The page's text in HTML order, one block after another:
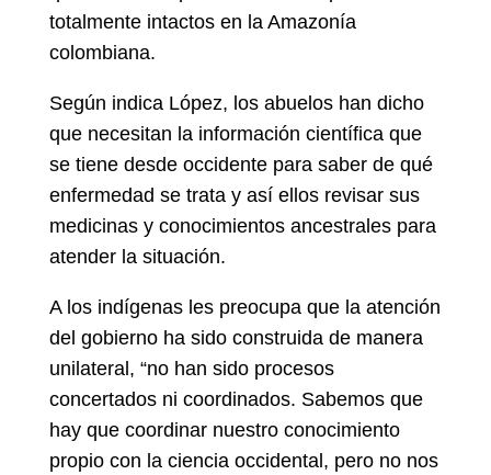
totalmente intactos en la Amazonía
colombiana.
Según indica López, los abuelos han dicho
que necesitan la información científica que
se tiene desde occidente para saber de qué
enfermedad se trata y así ellos revisar sus
medicinas y conocimientos ancestrales para
atender la situación.
A los indígenas les preocupa que la atención
del gobierno ha sido construida de manera
unilateral, “no han sido procesos
concertados ni coordinados. Sabemos que
hay que coordinar nuestro conocimiento
propio con la ciencia occidental, pero no nos